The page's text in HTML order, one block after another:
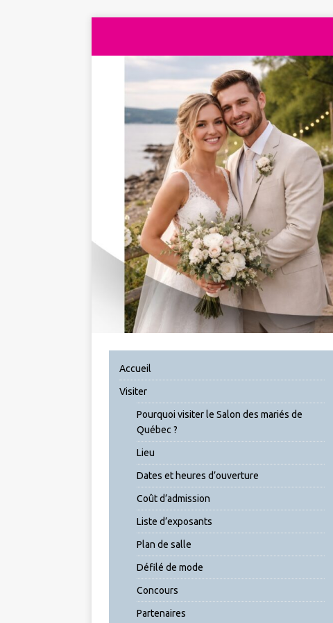
Accueil
Visiter
Pourquoi visiter le Salon des mariés de
Québec ?
Lieu
Dates et heures d’ouverture
Coût d’admission
Liste d’exposants
Plan de salle
Défilé de mode
Concours
Partenaires